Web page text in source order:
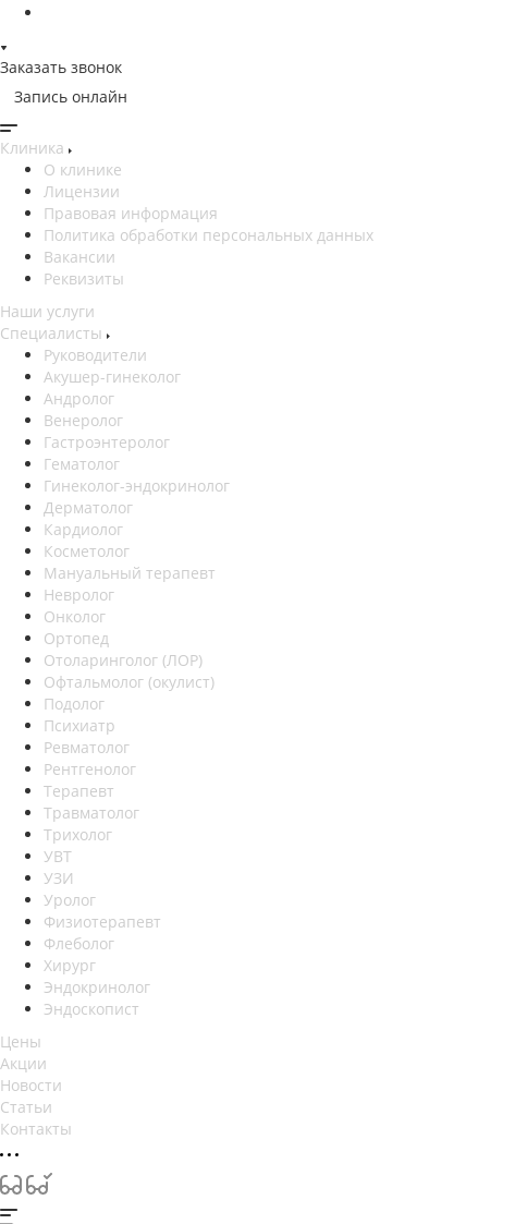
Заказать звонок
Запись онлайн
Клиника
О клинике
Лицензии
Правовая информация
Политика обработки персональных данных
Вакансии
Реквизиты
Наши услуги
Специалисты
Руководители
Акушер-гинеколог
Андролог
Венеролог
Гастроэнтеролог
Гематолог
Гинеколог-эндокринолог
Дерматолог
Кардиолог
Косметолог
Мануальный терапевт
Невролог
Онколог
Ортопед
Отоларинголог (ЛОР)
Офтальмолог (окулист)
Подолог
Психиатр
Ревматолог
Рентгенолог
Терапевт
Травматолог
Трихолог
УВТ
УЗИ
Уролог
Физиотерапевт
Флеболог
Хирург
Эндокринолог
Эндоскопист
Цены
Акции
Новости
Статьи
Контакты